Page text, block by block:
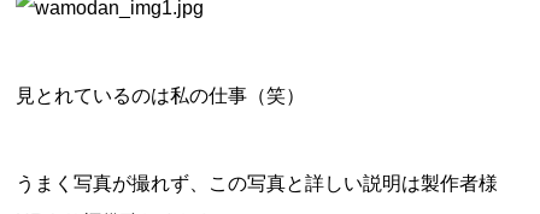
見とれているのは私の仕事（笑）
うまく写真が撮れず、この写真と詳しい説明は製作者様